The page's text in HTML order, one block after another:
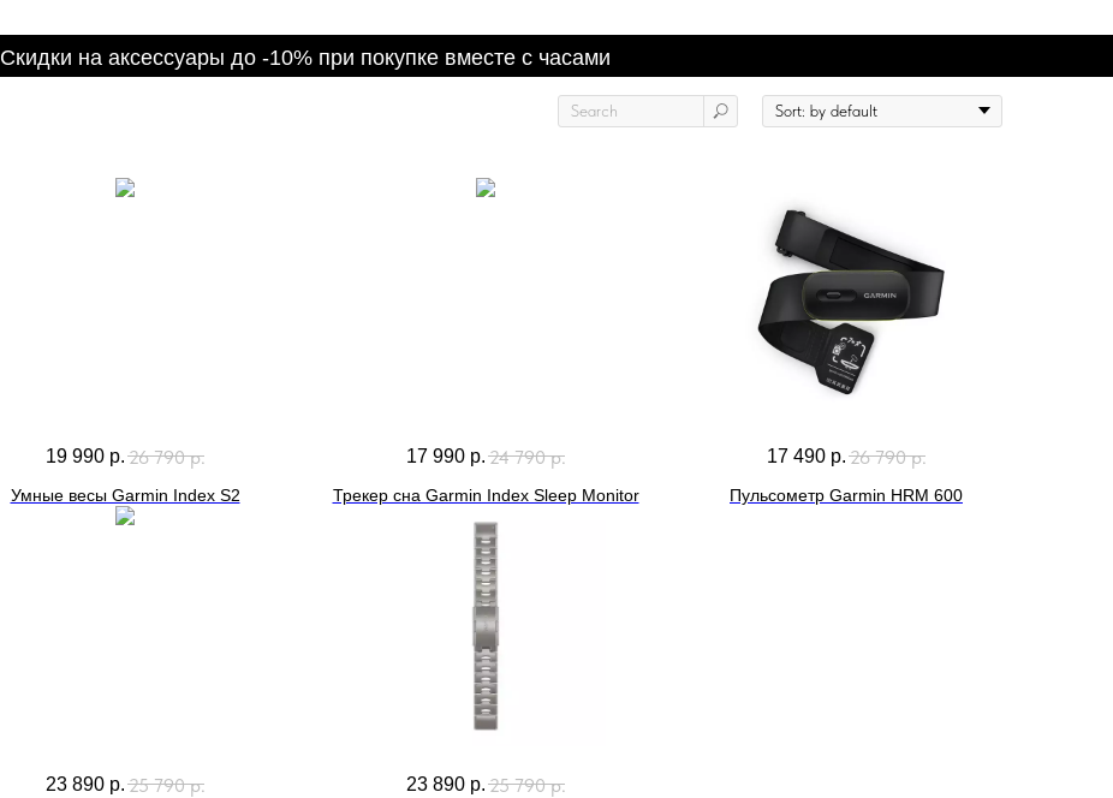
Скидки на аксессуары до -10% при покупке вместе с часами
19 990 р. 26 790 р.
Умные весы Garmin Index S2
17 990 р. 24 790 р.
Трекер сна Garmin Index Sleep Monitor
17 490 р. 26 790 р.
Пульсометр Garmin HRM 600
23 890 р. 25 790 р. 23 890 р. 25 790 р.